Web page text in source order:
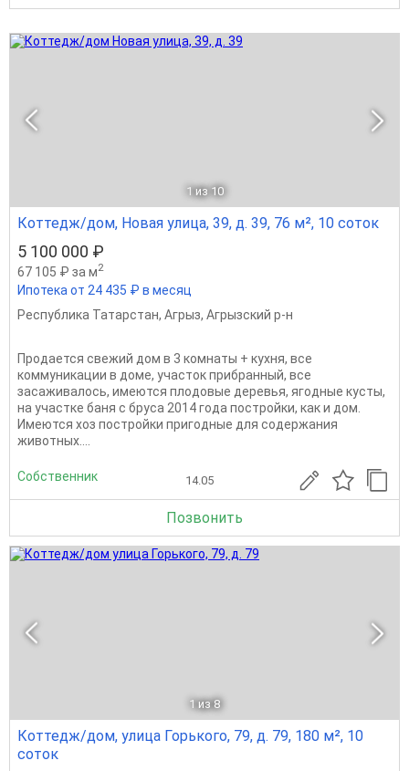
1 из 10
Коттедж/дом, Новая улица, 39, д. 39, 76 м², 10 соток
5 100 000 ₽
67 105 ₽ за м2
Ипотека от 24 435 ₽ в месяц
Республика Татарстан, Агрыз, Агрызский р-н
Продается свежий дом в 3 комнаты + кухня, все
коммуникации в доме, участок прибранный, все
засаживалось, имеются плодовые деревья, ягодные кусты,
на участке баня с бруса 2014 года постройки, как и дом.
Имеются хоз постройки пригодные для содержания
животных....
Собственник 14.05
Позвонить
1 из 8
Коттедж/дом, улица Горького, 79, д. 79, 180 м², 10
соток